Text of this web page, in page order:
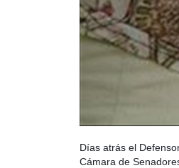
Días atrás el
Cámara de